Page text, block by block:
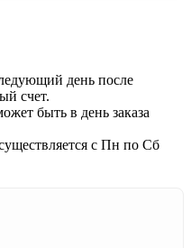
день после
счет.
быть в день заказа
с Пн по Сб